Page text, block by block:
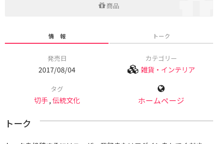
商品
情 報 トーク
発売日
2017/08/04
カテゴリー
雑貨・インテリア
タグ
切手,伝統文化 ホームページ
トーク